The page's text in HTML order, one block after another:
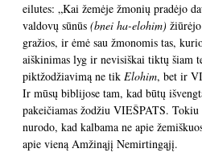
eilutes: „Kai žemėje žmonių pradėjo
valdovų sūnūs (bnei ha-elohim)
gražios, ir ėmė sau žmonomis tas,
aiškinimas lyg ir nevisiškai tiktų šiam
piktžodžiavimą ne tik Elohim, bet ir
Ir mūsų biblijose tam, kad būtų
pakeičiamas žodžiu VIEŠPATS.
nurodo, kad kalbama ne apie
apie vieną Amžinąjį Nemirtingąjį.